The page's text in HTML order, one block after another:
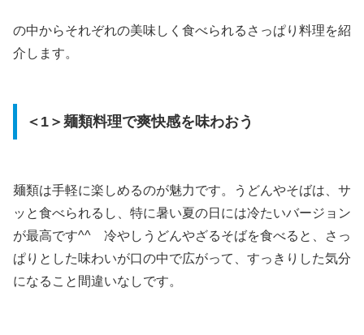
の中からそれぞれの美味しく食べられるさっぱり料理を紹
介します。
＜1＞麺類料理で爽快感を味わおう
麺類は手軽に楽しめるのが魅力です。うどんやそばは、サ
ッと食べられるし、特に暑い夏の日には冷たいバージョン
が最高です^^ 冷やしうどんやざるそばを食べると、さっ
ぱりとした味わいが口の中で広がって、すっきりした気分
になること間違いなしです。